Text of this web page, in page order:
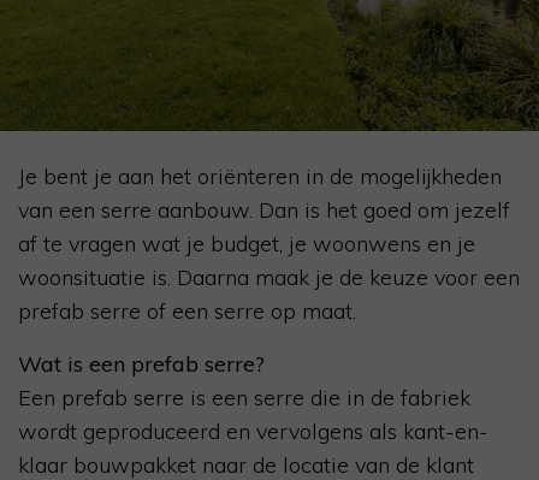
Je bent je aan het oriënteren in de mogelijkheden
van een serre aanbouw. Dan is het goed om jezelf
af te vragen wat je budget, je woonwens en je
woonsituatie is. Daarna maak je de keuze voor een
prefab serre of een serre op maat.
Wat is een prefab serre?
Een prefab serre is een serre die in de fabriek
wordt geproduceerd en vervolgens als kant-en-
klaar bouwpakket naar de locatie van de klant